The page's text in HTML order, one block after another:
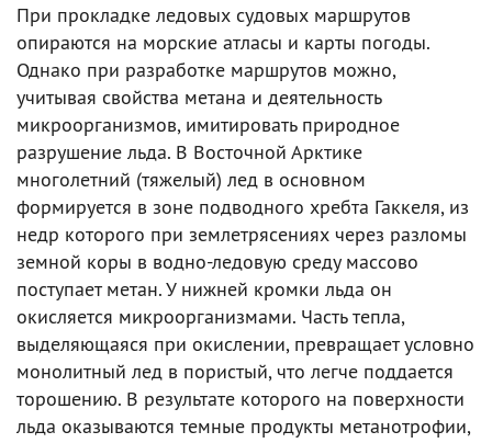
При прокладке ледовых судовых маршрутов
опираются на морские атласы и карты погоды.
Однако при разработке маршрутов можно,
учитывая свойства метана и деятельность
микроорганизмов, имитировать природное
разрушение льда. В Восточной Арктике
многолетний (тяжелый) лед в основном
формируется в зоне подводного хребта Гаккеля, из
недр которого при землетрясениях через разломы
земной коры в водно-ледовую среду массово
поступает метан. У нижней кромки льда он
окисляется микроорганизмами. Часть тепла,
выделяющаяся при окислении, превращает условно
монолитный лед в пористый, что легче поддается
торошению. В результате которого на поверхности
льда оказываются темные продукты метанотрофии,